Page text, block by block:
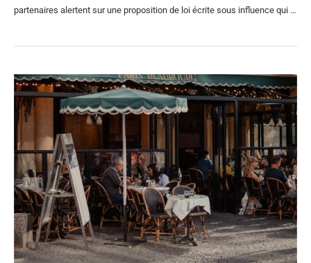
partenaires alertent sur une proposition de loi écrite sous influence qui …